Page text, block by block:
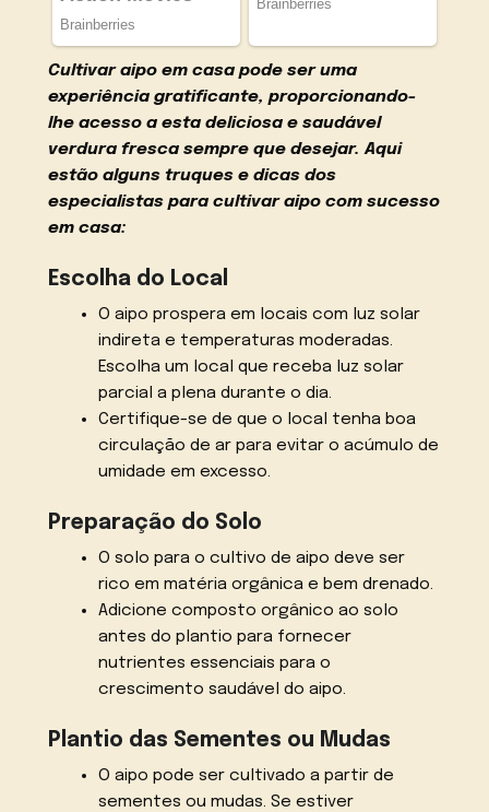
Cultivar aipo em casa pode ser uma
experiência gratificante, proporcionando-
lhe acesso a esta deliciosa e saudável
verdura fresca sempre que desejar. Aqui
estão alguns truques e dicas dos
especialistas para cultivar aipo com sucesso
em casa:
Escolha do Local
O aipo prospera em locais com luz solar
indireta e temperaturas moderadas.
Escolha um local que receba luz solar
parcial a plena durante o dia.
Certifique-se de que o local tenha boa
circulação de ar para evitar o acúmulo de
umidade em excesso.
Preparação do Solo
O solo para o cultivo de aipo deve ser
rico em matéria orgânica e bem drenado.
Adicione composto orgânico ao solo
antes do plantio para fornecer
nutrientes essenciais para o
crescimento saudável do aipo.
Plantio das Sementes ou Mudas
O aipo pode ser cultivado a partir de
sementes ou mudas. Se estiver